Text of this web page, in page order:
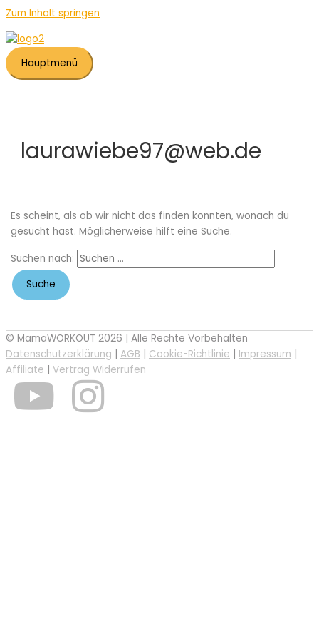
Zum Inhalt springen
Hauptmenü
laurawiebe97@web.de
Es scheint, als ob wir nicht das finden konnten, wonach du
gesucht hast. Möglicherweise hilft eine Suche.
Suchen nach:
© MamaWORKOUT 2026 | Alle Rechte Vorbehalten
Datenschutzerklärung | AGB | Cookie-Richtlinie | Impressum |
Affiliate | Vertrag Widerrufen